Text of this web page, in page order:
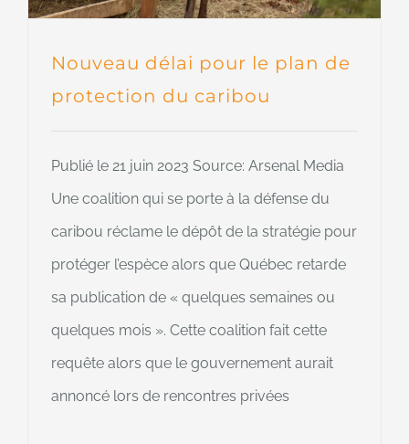
Nouveau délai pour le plan de
protection du caribou
Publié le 21 juin 2023 Source: Arsenal Media
Une coalition qui se porte à la défense du
caribou réclame le dépôt de la stratégie pour
protéger l’espèce alors que Québec retarde
sa publication de « quelques semaines ou
quelques mois ». Cette coalition fait cette
requête alors que le gouvernement aurait
annoncé lors de rencontres privées